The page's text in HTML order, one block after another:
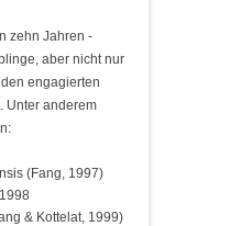
zehn Jahren -
aber nicht nur
engagierten
Unter anderem
(Fang, 1997)
& Kottelat, 1999)